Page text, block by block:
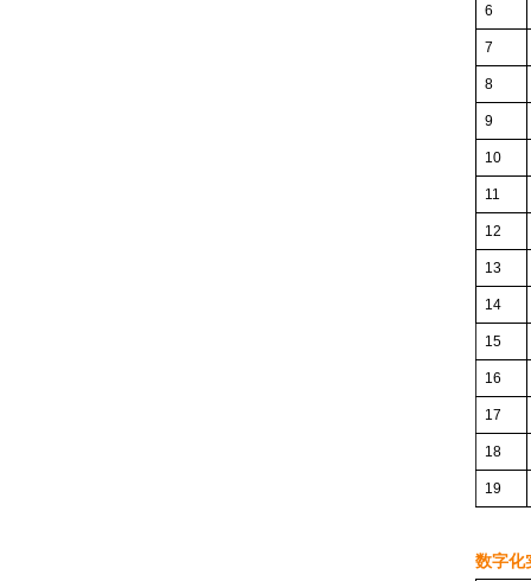
6
7
8
9
10
11
12
13
14
15
16
17
18
19
数字化